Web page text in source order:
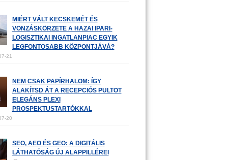
MIÉRT VÁLT KECSKEMÉT ÉS
VONZÁSKÖRZETE A HAZAI IPARI-
LOGISZTIKAI INGATLANPIAC EGYIK
LEGFONTOSABB KÖZPONTJÁVÁ?
21
NEM CSAK PAPÍRHALOM: ÍGY
ALAKÍTSD ÁT A RECEPCIÓS PULTOT
ELEGÁNS PLEXI
PROSPEKTUSTARTÓKKAL
20
SEO, AEO ÉS GEO: A DIGITÁLIS
LÁTHATÓSÁG ÚJ ALAPPILLÉREI